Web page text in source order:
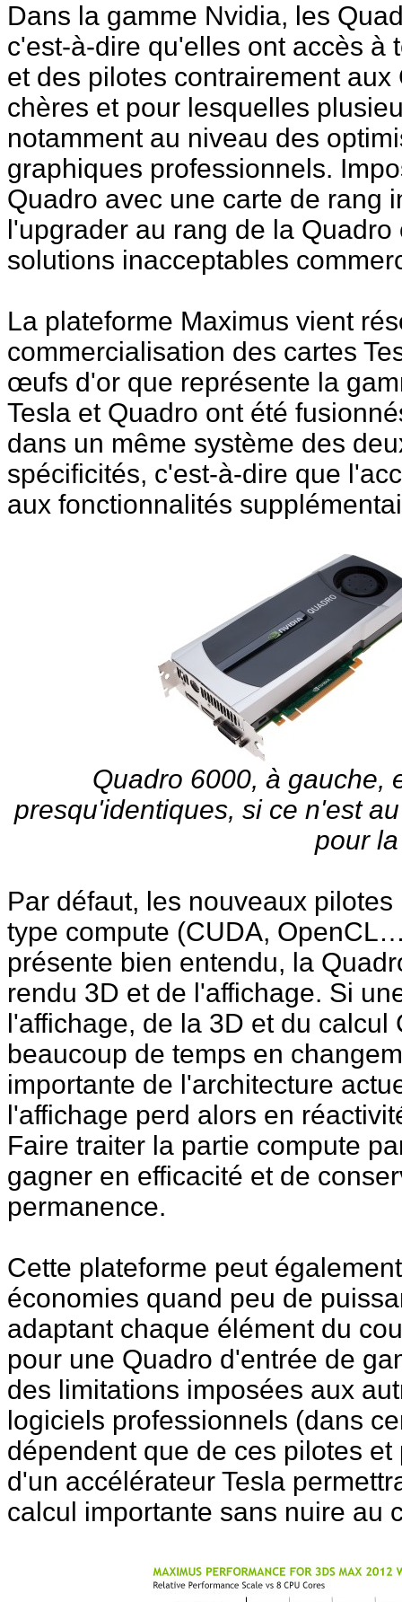
Dans la gamme Nvidia, les
c'est-à-dire qu'elles ont accès à
et des pilotes contrairement
chères et pour lesquelles
notamment au niveau des
graphiques professionnels.
Quadro avec une carte de rang
l'upgrader au rang de la
solutions inacceptables
La plateforme Maximus vient
commercialisation des cartes
œufs d'or que représente la
Tesla et Quadro ont été
dans un même système des
spécificités, c'est-à-dire que
aux fonctionnalités
Quadro 6000, à gauche,
presqu'identiques, si ce n'est
pour
Par défaut, les nouveaux
type compute (CUDA,
présente bien entendu, la
rendu 3D et de l'affichage. Si
l'affichage, de la 3D et du
beaucoup de temps en
importante de l'architecture
l'affichage perd alors en
Faire traiter la partie compute
gagner en efficacité et de
permanence.
Cette plateforme peut
économies quand peu de
adaptant chaque élément du
pour une Quadro d'entrée de
des limitations imposées aux
logiciels professionnels (dans
dépendent que de ces pilotes
d'un accélérateur Tesla
calcul importante sans nuire au